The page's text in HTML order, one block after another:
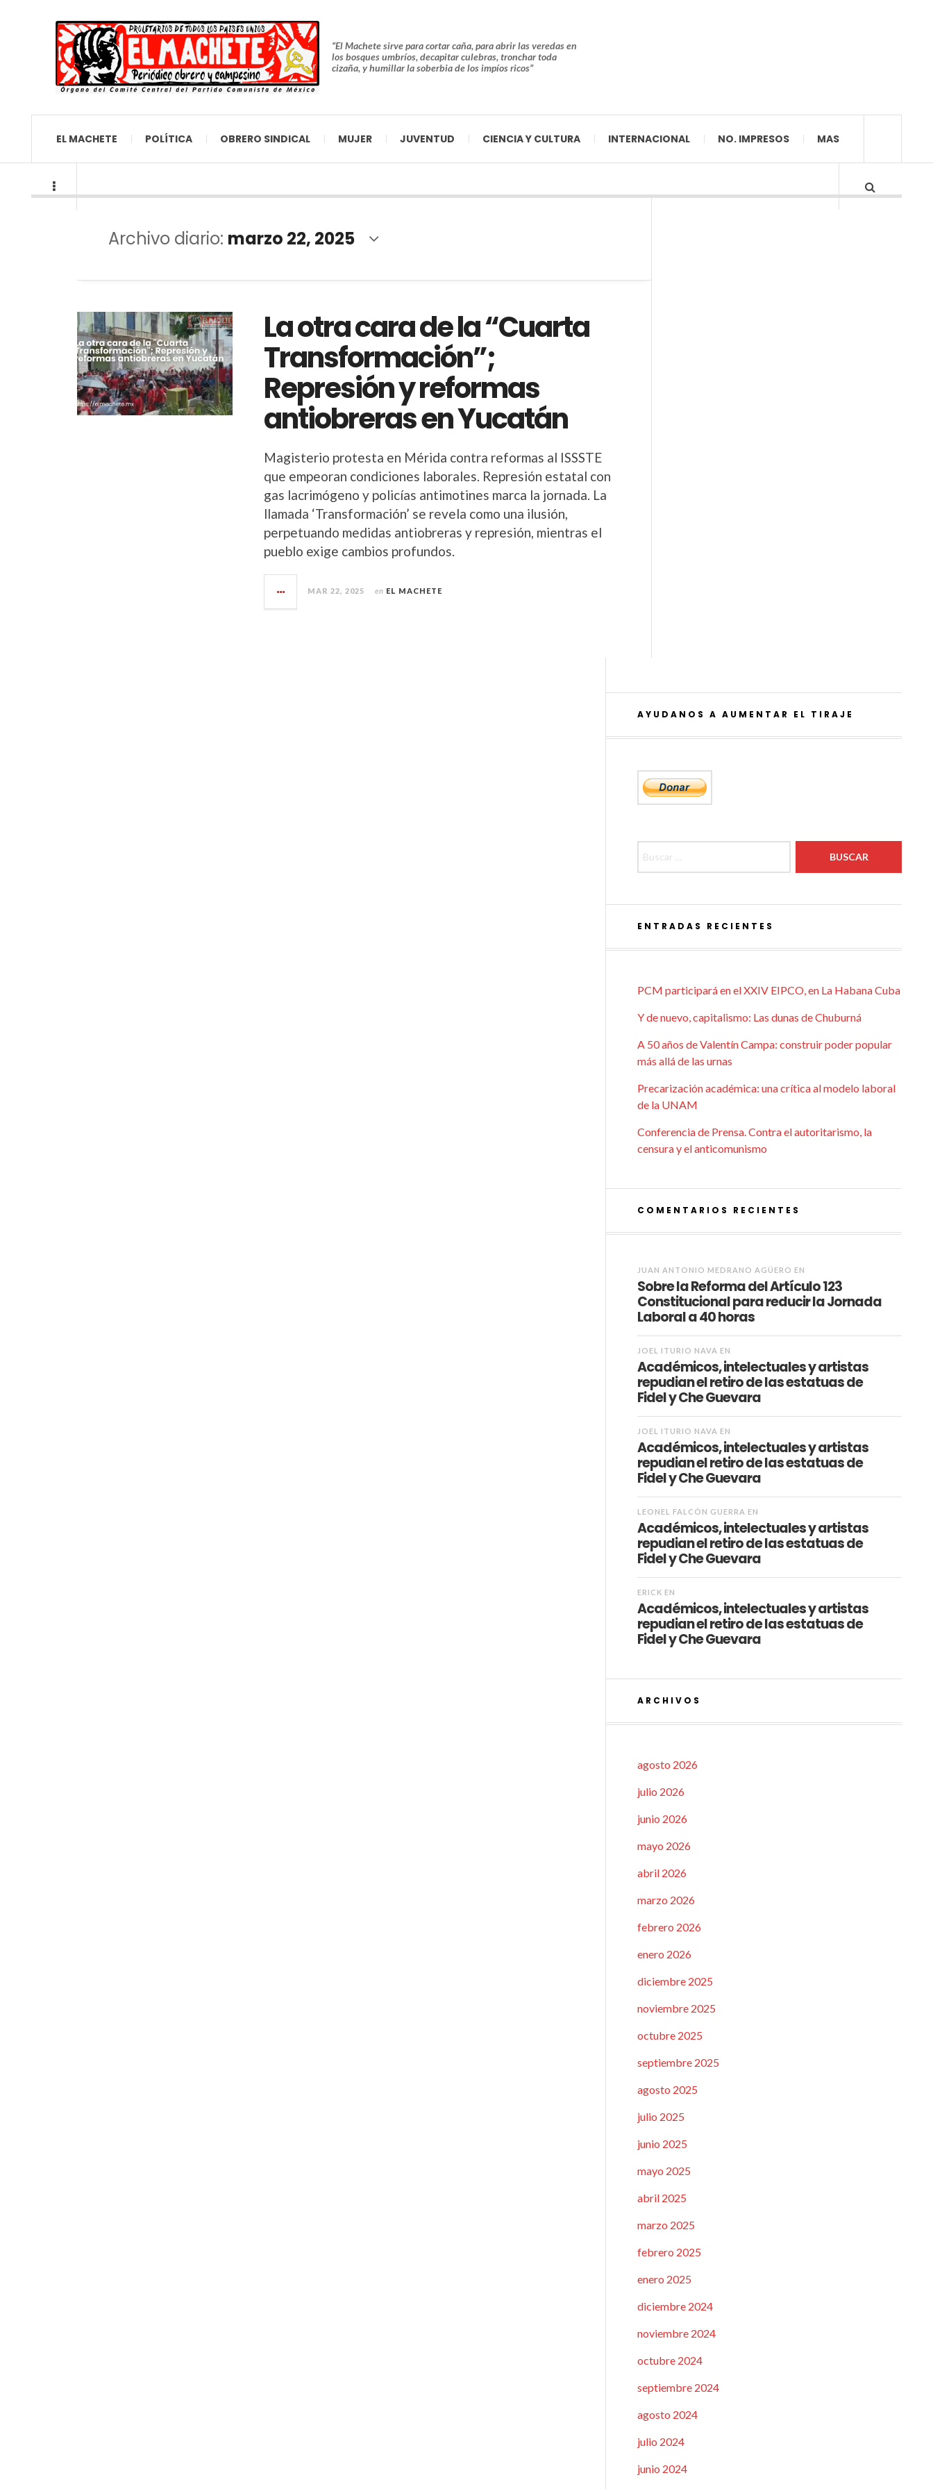
“El Machete sirve para cortar caña, para abrir las veredas en
los bosques umbríos, decapitar culebras, tronchar toda
cizaña, y humillar la soberbia de los impíos ricos”
EL MACHETE POLÍTICA OBRERO SINDICAL MUJER JUVENTUD CIENCIA Y CULTURA INTERNACIONAL NO. IMPRESOS MAS
Archivo diario: marzo 22, 2025
La otra cara de la “Cuarta
Transformación”;
Represión y reformas
antiobreras en Yucatán
Magisterio protesta en Mérida contra reformas al ISSSTE
que empeoran condiciones laborales. Represión estatal con
gas lacrimógeno y policías antimotines marca la jornada. La
llamada ‘Transformación’ se revela como una ilusión,
perpetuando medidas antiobreras y represión, mientras el
pueblo exige cambios profundos.
MAR 22, 2025 en EL MACHETE
AYUDANOS A AUMENTAR EL TIRAJE
ENTRADAS RECIENTES
PCM participará en el XXIV EIPCO, en La Habana Cuba
Y de nuevo, capitalismo: Las dunas de Chuburná
A 50 años de Valentín Campa: construir poder popular
más allá de las urnas
Precarización académica: una crítica al modelo laboral
de la UNAM
Conferencia de Prensa. Contra el autoritarismo, la
censura y el anticomunismo
COMENTARIOS RECIENTES
JUAN ANTONIO MEDRANO AGÜERO EN
Sobre la Reforma del Artículo 123
Constitucional para reducir la Jornada
Laboral a 40 horas
JOEL ITURIO NAVA EN
Académicos, intelectuales y artistas
repudian el retiro de las estatuas de
Fidel y Che Guevara
JOEL ITURIO NAVA EN
Académicos, intelectuales y artistas
repudian el retiro de las estatuas de
Fidel y Che Guevara
LEONEL FALCÓN GUERRA EN
Académicos, intelectuales y artistas
repudian el retiro de las estatuas de
Fidel y Che Guevara
ERICK EN
Académicos, intelectuales y artistas
repudian el retiro de las estatuas de
Fidel y Che Guevara
ARCHIVOS
agosto 2026
julio 2026
junio 2026
mayo 2026
abril 2026
marzo 2026
febrero 2026
enero 2026
diciembre 2025
noviembre 2025
octubre 2025
septiembre 2025
agosto 2025
julio 2025
junio 2025
mayo 2025
abril 2025
marzo 2025
febrero 2025
enero 2025
diciembre 2024
noviembre 2024
octubre 2024
septiembre 2024
agosto 2024
julio 2024
junio 2024